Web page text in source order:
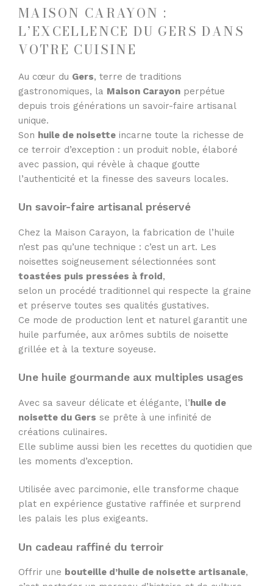
LES BIÈRES ET CIDRES
MAISON CARAYON :
L’EXCELLENCE DU GERS DANS
VOTRE CUISINE
Au cœur du Gers, terre de traditions
gastronomiques, la Maison Carayon perpétue
depuis trois générations un savoir-faire artisanal
unique.
Son huile de noisette incarne toute la richesse de
ce terroir d’exception : un produit noble, élaboré
avec passion, qui révèle à chaque goutte
l’authenticité et la finesse des saveurs locales.
Un savoir-faire artisanal préservé
Chez la Maison Carayon, la fabrication de l’huile
n’est pas qu’une technique : c’est un art. Les
noisettes soigneusement sélectionnées sont
toastées puis pressées à froid,
selon un procédé traditionnel qui respecte la graine
et préserve toutes ses qualités gustatives.
Ce mode de production lent et naturel garantit une
huile parfumée, aux arômes subtils de noisette
grillée et à la texture soyeuse.
Une huile gourmande aux multiples usages
Avec sa saveur délicate et élégante, l’huile de
noisette du Gers se prête à une infinité de
créations culinaires.
Elle sublime aussi bien les recettes du quotidien que
les moments d’exception.
Utilisée avec parcimonie, elle transforme chaque
plat en expérience gustative raffinée et surprend
les palais les plus exigeants.
Un cadeau raffiné du terroir
Offrir une bouteille d’huile de noisette artisanale,